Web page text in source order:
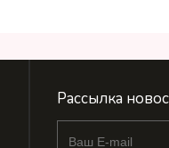
Рассылка